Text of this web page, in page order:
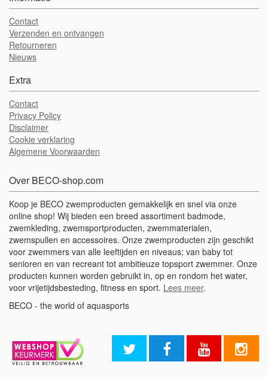
Contact
Verzenden en ontvangen
Retourneren
Nieuws
Extra
Contact
Privacy Policy
Disclaimer
Cookie verklaring
Algemene Voorwaarden
Over BECO-shop.com
Koop je BECO zwemproducten gemakkelijk en snel via onze
online shop! Wij bieden een breed assortiment badmode,
zwemkleding, zwemsportproducten, zwemmaterialen,
zwemspullen en accessoires. Onze zwemproducten zijn geschikt
voor zwemmers van alle leeftijden en niveaus; van baby tot
senioren en van recreant tot ambitieuze topsport zwemmer. Onze
producten kunnen worden gebruikt in, op en rondom het water,
voor vrijetijdsbesteding, fitness en sport. Lees meer.
BECO - the world of aquasports